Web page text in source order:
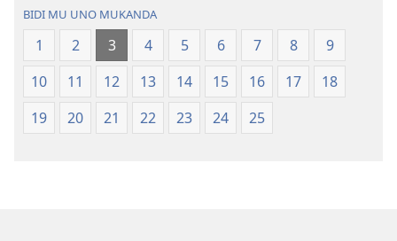
Ntanda
Mipya
(Mulupulwe
mu
Bwalamuni
bwa
Ntanda
Mipya
BIDI MU UNO MUKANDA
1 2 3 4 5 6 7 8
9
10
11 12 13 14 15 16 17
18
19
20 21 22 23 24 25